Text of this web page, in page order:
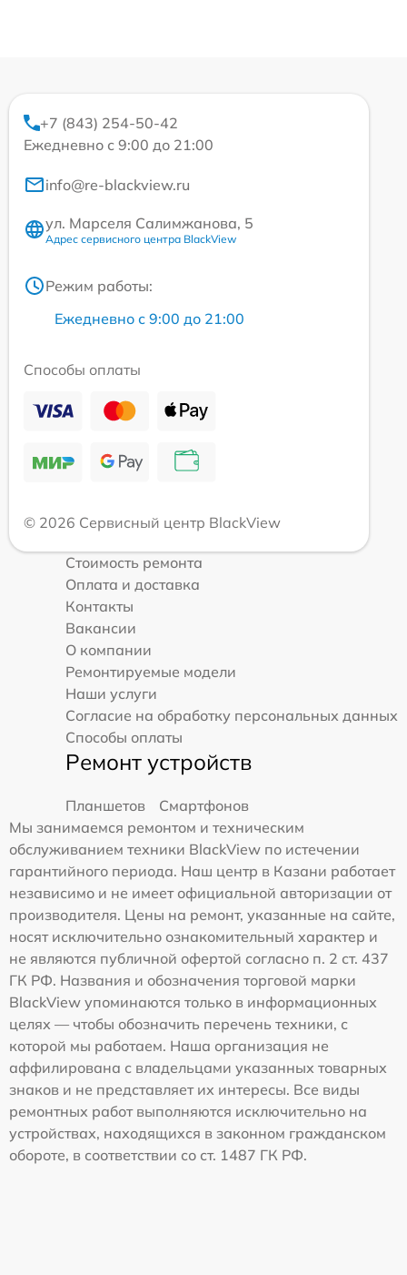
+7 (843) 254-50-42
Ежедневно с 9:00 до 21:00
info@re-blackview.ru
ул. Марселя Салимжанова, 5
Адрес сервисного центра BlackView
Режим работы:
Ежедневно с 9:00 до 21:00
Способы оплаты
© 2026 Сервисный центр BlackView
Стоимость ремонта
Оплата и доставка
Контакты
Вакансии
О компании
Ремонтируемые модели
Наши услуги
Согласие на обработку персональных данных
Способы оплаты
Ремонт устройств
Планшетов
Смартфонов
Мы занимаемся ремонтом и техническим
обслуживанием техники BlackView по истечении
гарантийного периода. Наш центр в Казани работает
независимо и не имеет официальной авторизации от
производителя. Цены на ремонт, указанные на сайте,
носят исключительно ознакомительный характер и
не являются публичной офертой согласно п. 2 ст. 437
ГК РФ. Названия и обозначения торговой марки
BlackView упоминаются только в информационных
целях — чтобы обозначить перечень техники, с
которой мы работаем. Наша организация не
аффилирована с владельцами указанных товарных
знаков и не представляет их интересы. Все виды
ремонтных работ выполняются исключительно на
устройствах, находящихся в законном гражданском
обороте, в соответствии со ст. 1487 ГК РФ.